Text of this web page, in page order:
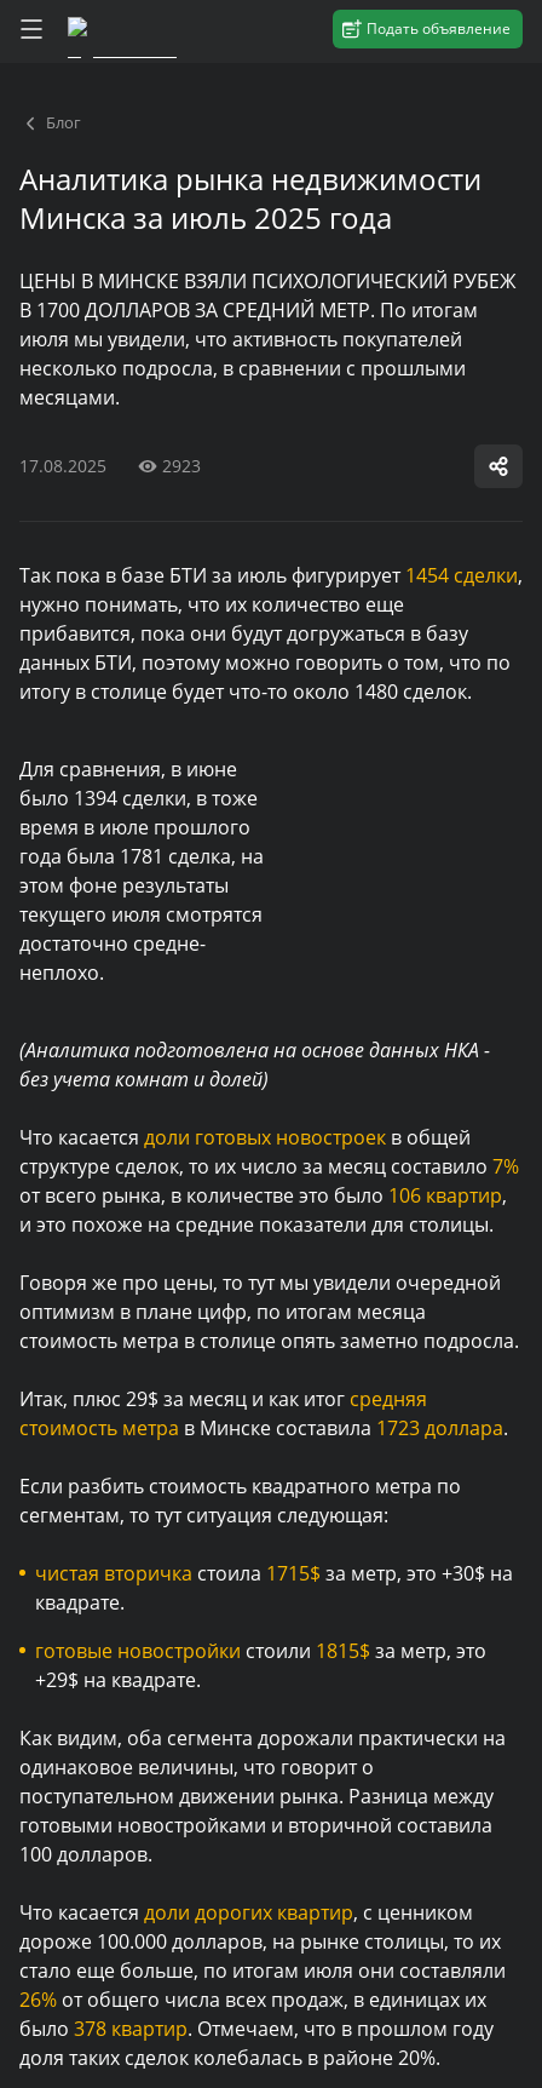
Подать объявление
Блог
Аналитика рынка недвижимости
Минска за июль 2025 года
ЦЕНЫ В МИНСКЕ ВЗЯЛИ ПСИХОЛОГИЧЕСКИЙ РУБЕЖ
В 1700 ДОЛЛАРОВ ЗА СРЕДНИЙ МЕТР. По итогам
июля мы увидели, что активность покупателей
несколько подросла, в сравнении с прошлыми
месяцами.
17.08.2025 2923
Так пока в базе БТИ за июль фигурирует1454 сделки,
нужно понимать, что их количество еще
прибавится, пока они будут догружаться в базу
данных БТИ, поэтому можно говорить о том, что по
итогу в столице будет что-то около 1480 сделок.
Для сравнения, в июне
было 1394 сделки, в тоже
время в июле прошлого
года была 1781 сделка, на
этом фоне результаты
текущего июля смотрятся
достаточно средне-
неплохо.
(Аналитика подготовлена на основе данных НКА -
без учета комнат и долей)
Что касается доли готовых новостроек в общей
структуре сделок, то их число за месяц составило 7%
от всего рынка, в количестве это было 106 квартир,
и это похоже на средние показатели для столицы.
Говоря же про цены, то тут мы увидели очередной
оптимизм в плане цифр, по итогам месяца
стоимость метра в столице опять заметно подросла.
Итак, плюс 29$ за месяц и как итог средняя
стоимость метра в Минске составила 1723 доллара.
Если разбить стоимость квадратного метра по
сегментам, то тут ситуация следующая:
чистая вторичка стоила 1715$ за метр, это +30$ на
квадрате.
готовые новостройки стоили 1815$ за метр, это
+29$ на квадрате.
Как видим, оба сегмента дорожали практически на
одинаковое величины, что говорит о
поступательном движении рынка. Разница между
готовыми новостройками и вторичной составила
100 долларов.
Что касается доли дорогих квартир, с ценником
дороже 100.000 долларов, на рынке столицы, то их
стало еще больше, по итогам июля они составляли
26% от общего числа всех продаж, в единицах их
было 378 квартир. Отмечаем, что в прошлом году
доля таких сделок колебалась в районе 20%.